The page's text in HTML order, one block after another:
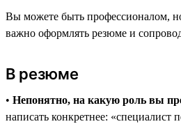
Вы можете быть профессионалом,
важно оформлять резюме и
В резюме
• Непонятно, на какую роль вы
написать конкретнее: «специалист